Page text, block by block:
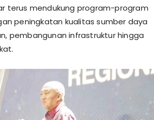
terus mendukung program-program
peningkatan kualitas sumber daya
pembangunan infrastruktur hingga